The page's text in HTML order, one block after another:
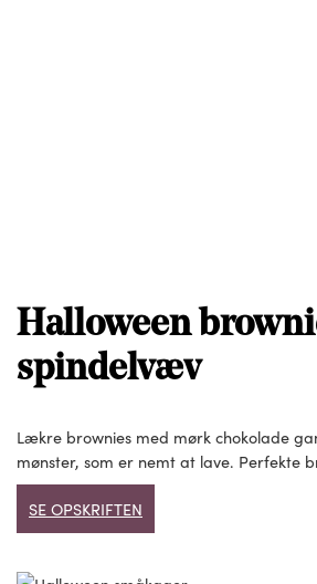
Halloween
spindelvæv
Lækre brownies med mørk chokolade
mønster, som er nemt at lave. Perfekte
SE OPSKRIFTEN